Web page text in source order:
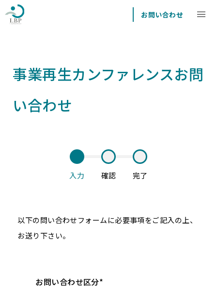
お問い合わせ
事業再生カンファレンスお問
い合わせ
入力 確認 完了
以下の問い合わせフォームに必要事項をご記入の上、
お送り下さい。
お問い合わせ区分